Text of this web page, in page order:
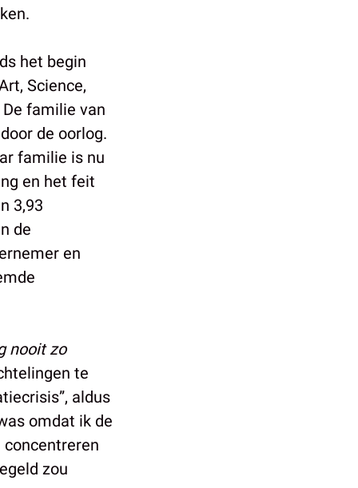
het begin
Science,
familie van
de oorlog.
familie is nu
en het feit
3,93
de
en
nooit zo
te
aldus
omdat ik de
concentreren
zou